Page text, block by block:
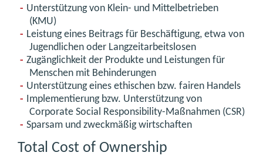
Unterstützung von Klein- und Mittelbetrieben
(KMU)
Leistung eines Beitrags für Beschäftigung, etwa von
Jugendlichen oder Langzeitarbeitslosen
Zugänglichkeit der Produkte und Leistungen für
Menschen mit Behinderungen
Unterstützung eines ethischen bzw. fairen Handels
Implementierung bzw. Unterstützung von
Corporate Social Responsibility-Maßnahmen (CSR)
Sparsam und zweckmäßig wirtschaften
Total Cost of Ownership